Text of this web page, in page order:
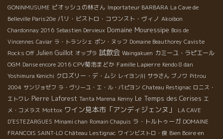
GONINMUSUME ピオッシュの林さん Importateur BARBARA La Cave de
Belleville Paris20e パリ・ビストロ・コワンスト・ヴィノ Akoibon
Chardonnay 2016 Sebastien Dervieux Domaine Mouressipe Bois de
Vincennes Caviar ラ・トランシェ ポン・ヌッフ Domaine Beauthorey Caviste
Rocks Off Julien Guillot オップラ 試飲会 Waingakuen カミーユ・ラピエール
OGM Danse encore 2016 CPV菊池まどか Famille Lapierre Kendo 8 dan
Yoshimura Kenichi クロズリー・デ・ムシ レイヨン川 サラさん ブノワ Pitrou
2004 サンジョゼフ ラ・ヴリーユ・エ・ル・パピヨン Chateau Restignac ロニス・
エトワレ Pierre Laforest Tanta Marena Kenny Le Temps des Cerises エ
メ・コメラス Mottox ワイン見本市「アンディジェンヌ」
LA CAVE
D’ESTEZARGUES Minami chan Romain Chapuis ラ・トルトゥーガ DOMAINE
FRANCOIS SAINT-LO Château Lestignac ワインビストロ・俊 Bien Boire en